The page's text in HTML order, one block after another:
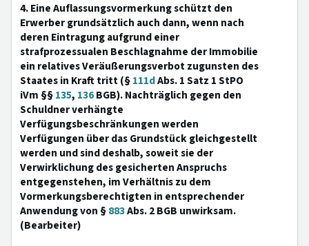
4. Eine Auflassungsvormerkung schützt den
Erwerber grundsätzlich auch dann, wenn nach
deren Eintragung aufgrund einer
strafprozessualen Beschlagnahme der Immobilie
ein relatives Veräußerungsverbot zugunsten des
Staates in Kraft tritt (§111dAbs. 1 Satz 1 StPO
iVm §§135, 136BGB). Nachträglich gegen den
Schuldner verhängte
Verfügungsbeschränkungen werden
Verfügungen über das Grundstück gleichgestellt
werden und sind deshalb, soweit sie der
Verwirklichung des gesicherten Anspruchs
entgegenstehen, im Verhältnis zu dem
Vormerkungsberechtigten in entsprechender
Anwendung von §883Abs. 2 BGB unwirksam.
(Bearbeiter)